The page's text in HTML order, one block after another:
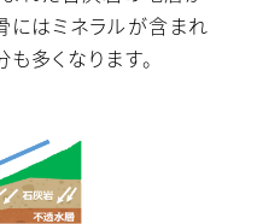
にはミネラルが含まれ
多くなります。